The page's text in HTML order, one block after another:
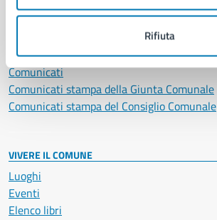
Rifiuta
NOVITÀ
Avvisi
Comunicati
Comunicati stampa della Giunta Comunale
Comunicati stampa del Consiglio Comunale
VIVERE IL COMUNE
Luoghi
Eventi
Elenco libri